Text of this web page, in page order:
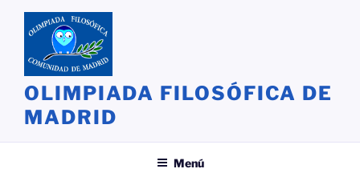
Saltar
contenido
OLIMPIADA FILOSÓFICA DE
MADRID
Menú